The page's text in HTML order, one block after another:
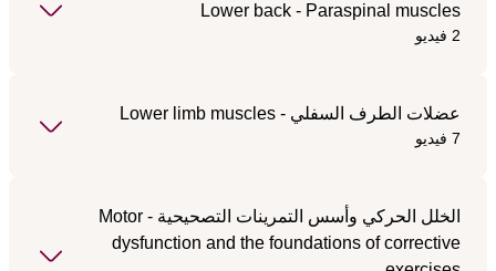
Lower back - Paraspinal muscles
2 فيديو
عضلات الطرف السفلي - Lower limb muscles
7 فيديو
الخلل الحركي وأسس التمرينات التصحيحية - Motor
dysfunction and the foundations of corrective